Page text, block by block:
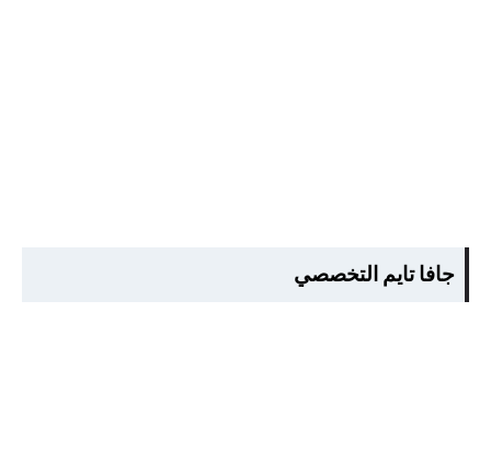
جافا تايم التخصصي